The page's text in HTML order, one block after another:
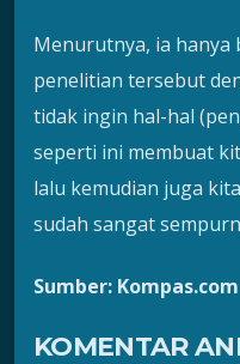
Menurutnya, ia hanya
penelitian tersebut
tidak ingin hal-hal
seperti ini membuat
lalu kemudian juga
sudah sangat
Sumber: Kompas.com
KOMENTAR